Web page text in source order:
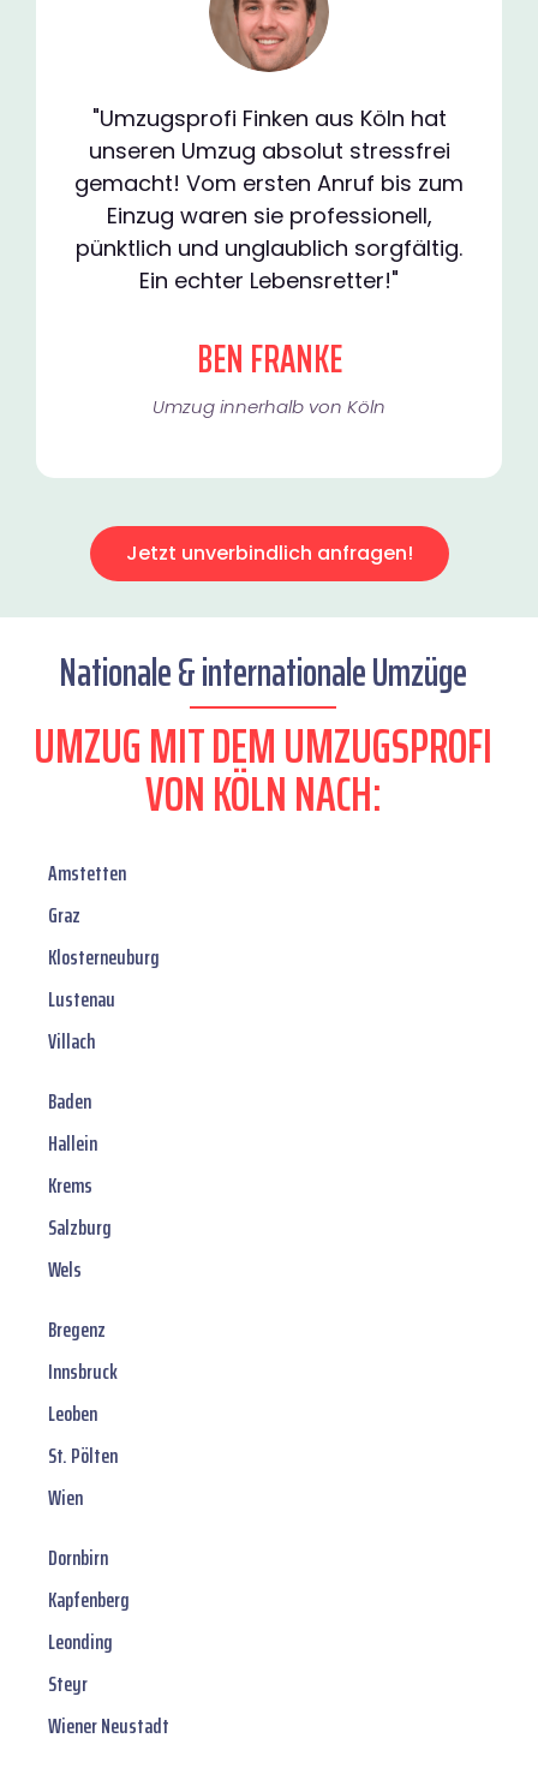
"Umzugsprofi Finken aus Köln hat
unseren Umzug absolut stressfrei
gemacht! Vom ersten Anruf bis zum
Einzug waren sie professionell,
pünktlich und unglaublich sorgfältig.
Ein echter Lebensretter!"
BEN FRANKE
Umzug innerhalb von Köln​
Jetzt unverbindlich anfragen!
Nationale & internationale Umzüge
UMZUG MIT DEM UMZUGSPROFI
VON KÖLN NACH:
Amstetten
Graz
Klosterneuburg
Lustenau
Villach
Baden
Hallein
Krems
Salzburg
Wels
Bregenz
Innsbruck
Leoben
St. Pölten
Wien
Dornbirn
Kapfenberg
Leonding
Steyr
Wiener Neustadt